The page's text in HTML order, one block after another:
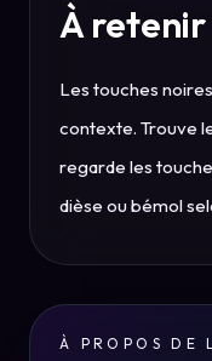
À retenir
Les touches
contexte. Trouve
regarde les
dièse ou bémol
À PROPOS DE